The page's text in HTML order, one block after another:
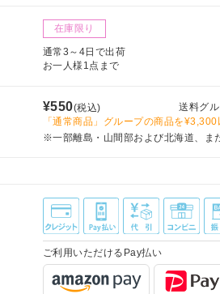
在庫限り
通常3～4日で出荷
お一人様1点まで
¥550(税込) 送料グル
「通常商品」グループの商品を
※一部離島・山間部および北海道、ま
ご利用いただけるPay払い